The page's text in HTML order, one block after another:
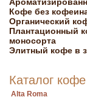
Кофе без
Органический
Плантационный
моносорта
Элитный кофе в
Каталог кофе
Alta Roma